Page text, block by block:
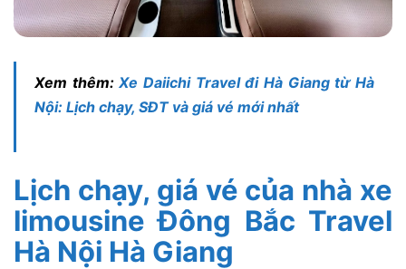
Xem thêm:Xe Daiichi Travel đi Hà Giang từ Hà
Nội: Lịch chạy, SĐT và giá vé mới nhất
Lịch chạy, giá vé của nhà xe
limousine Đông Bắc Travel
Hà Nội Hà Giang